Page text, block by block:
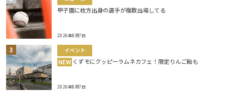
甲子園に枚方出身の選手が複数出場してる
2026年8月7日
イベント
NEW くずモにクッピーラムネカフェ！限定りんご飴も
2026年8月7日